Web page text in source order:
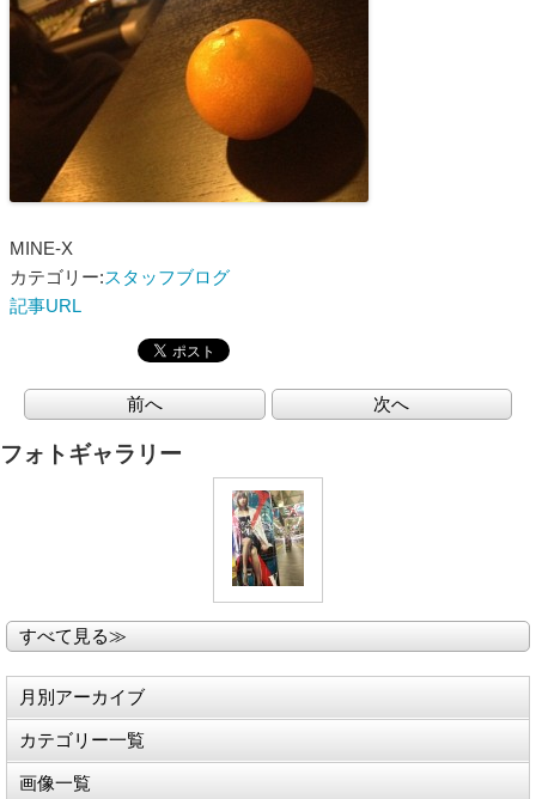
MINE-X
カテゴリー:スタッフブログ
記事URL
前へ 次へ
フォトギャラリー
すべて見る≫
月別アーカイブ
カテゴリー一覧
画像一覧